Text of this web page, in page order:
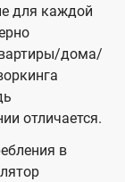
для каждой
дома/
отличается.
в